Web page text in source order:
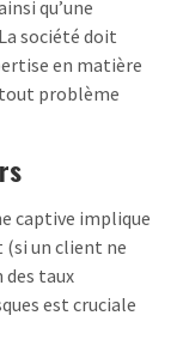
qu’une
société doit
en matière
problème
captive implique
(si un client ne
des taux
est cruciale